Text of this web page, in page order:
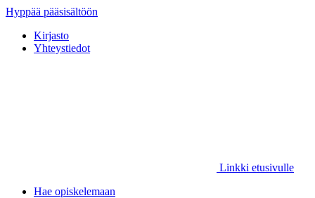
Hyppää pääsisältöön
Kirjasto
Yhteystiedot
Linkki etusivulle
Hae opiskelemaan